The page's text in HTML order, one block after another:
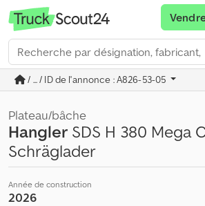
/ ... / ID de l'annonce : A826-53-05
Plateau/bâche
Hangler SDS H 380 Mega
Schräglader
Année de construction
2026